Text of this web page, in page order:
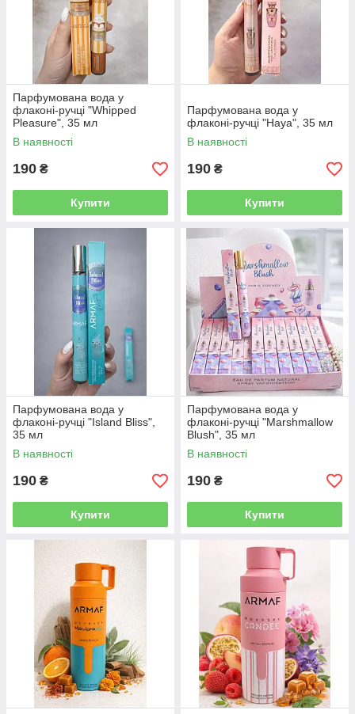
Парфумована вода у
флаконі-ручці "Whipped
Pleasure", 35 мл
В наявності
190 ₴
Купити
Парфумована вода у
флаконі-ручці "Haya", 35 мл
В наявності
190 ₴
Купити
Парфумована вода у
флаконі-ручці "Island Bliss",
35 мл
В наявності
190 ₴
Купити
Парфумована вода у
флаконі-ручці "Marshmallow
Blush", 35 мл
В наявності
190 ₴
Купити